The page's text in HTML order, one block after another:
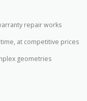
repair works
at competitive prices
geometries